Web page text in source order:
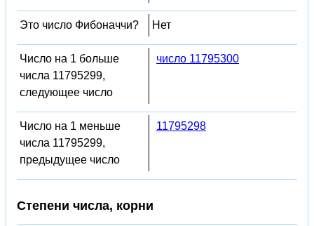
Это число Фибоначчи? Нет
Число на 1 больше
числа 11795299,
следующее число
число 11795300
Число на 1 меньше
числа 11795299,
предыдущее число
11795298
Степени числа, корни